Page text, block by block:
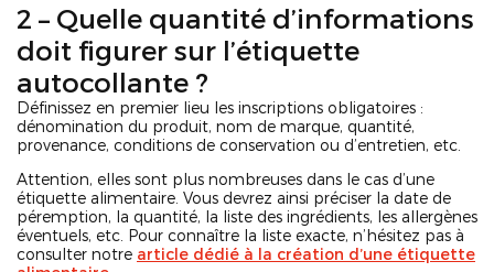
2 – Quelle quantité d’informations
doit figurer sur l’étiquette
autocollante ?
Définissez en premier lieu les inscriptions obligatoires :
dénomination du produit, nom de marque, quantité,
provenance, conditions de conservation ou d’entretien, etc.
Attention, elles sont plus nombreuses dans le cas d’une
étiquette alimentaire. Vous devrez ainsi préciser la date de
péremption, la quantité, la liste des ingrédients, les allergènes
éventuels, etc. Pour connaître la liste exacte, n’hésitez pas à
consulter notre article dédié à la création d’une étiquette